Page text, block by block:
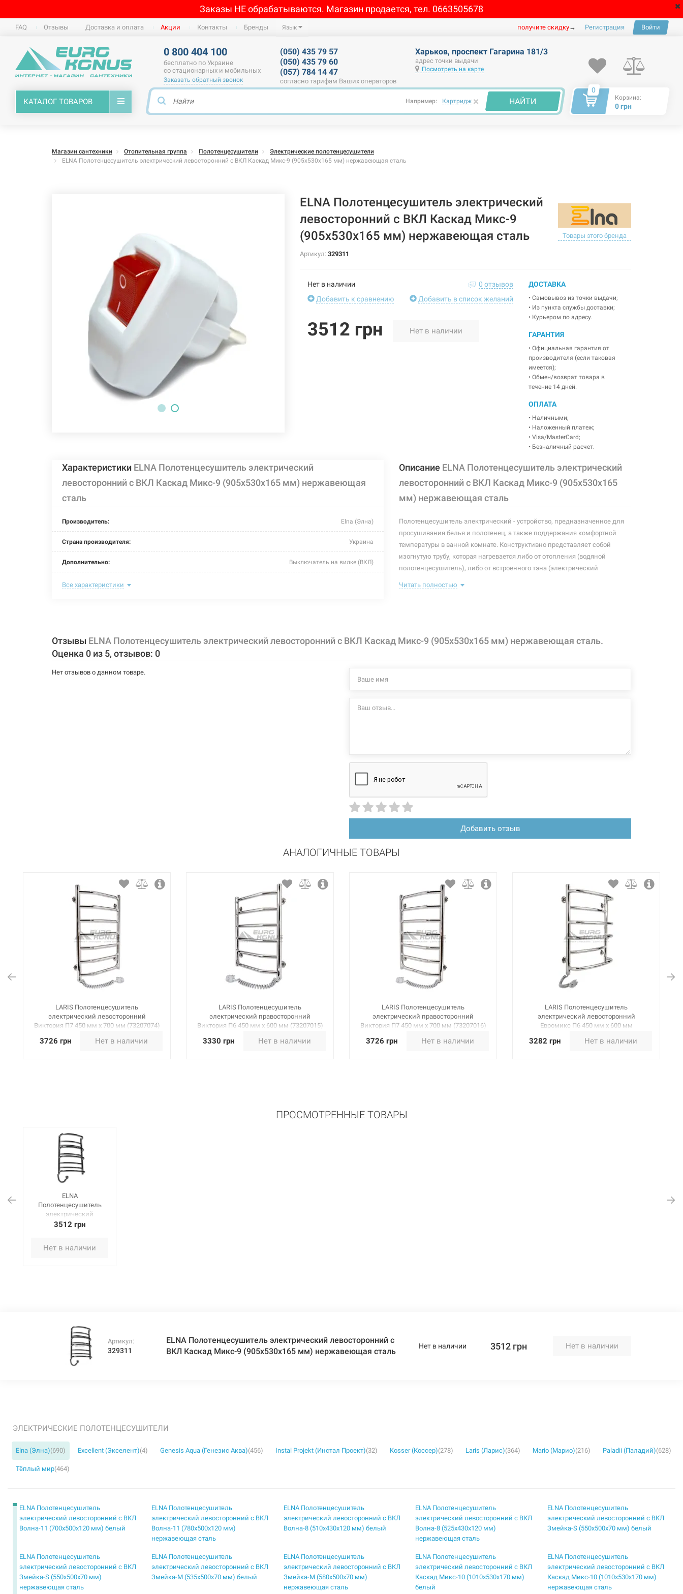
Заказы НЕ обрабатываются. Магазин продается, тел. 0663505678
FAQ Отзывы Доставка и оплата Акции Контакты Бренды Язык получите скидку→ Регистрация Войти
0 800 404 100
бесплатно по Украине
со стационарных и мобильных
Заказать обратный звонок
(050) 435 79 57
(050) 435 79 60
(057) 784 14 47
согласно тарифам Ваших операторов
Харьков, проспект Гагарина 181/3
адрес точки выдачи
Посмотреть на карте
КАТАЛОГ ТОВАРОВ Например: Картридж × НАЙТИ
0
Корзина:
0 грн
Магазин сантехники Отопительная группа Полотенцесушители
Электрические полотенцесушители
ELNA Полотенцесушитель электрический левосторонний с ВКЛ Каскад Микс-9 (905х530х165 мм) нержавеющая сталь
ELNA Полотенцесушитель электрический
левосторонний с ВКЛ Каскад Микс-9
(905х530х165 мм) нержавеющая сталь
Товары этого бренда
Артикул: 329311
Нет в наличии
0 отзывов
Добавить к сравнению
Добавить в список желаний
3512 грн Нет в наличии
ДОСТАВКА
• Самовывоз из точки выдачи;
• Из пункта службы доставки;
• Курьером по адресу.
ГАРАНТИЯ
• Официальная гарантия от
производителя (если таковая
имеется);
• Обмен/возврат товара в
течение 14 дней.
ОПЛАТА
• Наличными;
• Наложенный платеж;
• Visa/MasterCard;
• Безналичный расчет.
Характеристики ELNA Полотенцесушитель электрический
левосторонний с ВКЛ Каскад Микс-9 (905х530х165 мм) нержавеющая
сталь
Производитель: Elna (Элна)
Страна производителя: Украина
Дополнительно: Выключатель на вилке (ВКЛ)
Цвет:
Высота: 905 мм
стационарный
Все характеристики
Описание ELNA Полотенцесушитель электрический
левосторонний с ВКЛ Каскад Микс-9 (905х530х165
мм) нержавеющая сталь
Полотенцесушитель электрический - устройство, предназначенное для
просушивания белья и полотенец, а также поддержания комфортной
температуры в ванной комнате. Конструктивно представляет собой
изогнутую трубу, которая нагревается либо от отопления (водяной
полотенцесушитель), либо от встроенного тэна (электрический
полотенцесушитель станет незаменимым элементом интерьера.
Читать полностью
Отзывы ELNA Полотенцесушитель электрический левосторонний с ВКЛ Каскад Микс-9 (905х530х165 мм) нержавеющая сталь.
Оценка 0 из 5, отзывов: 0
Нет отзывов о данном товаре.
Добавить отзыв
АНАЛОГИЧНЫЕ ТОВАРЫ
LARIS Полотенцесушитель
электрический левосторонний
Виктория П7 450 мм х 700 мм (73207074)
3726 грн Нет в наличии
LARIS Полотенцесушитель
электрический правосторонний
Виктория П6 450 мм х 600 мм (73207015)
3330 грн Нет в наличии
LARIS Полотенцесушитель
электрический правосторонний
Виктория П7 450 мм х 700 мм (73207016)
3726 грн Нет в наличии
LARIS Полотенцесушитель
электрический левосторонний
Евромикс П6 450 мм х 600 мм
3282 грн Нет в наличии
ПРОСМОТРЕННЫЕ ТОВАРЫ
ELNA
Полотенцесушитель
электрический
левосторонний с ВКЛ
нержавеющая сталь
3512 грн
Нет в наличии
Артикул:
329311
ELNA Полотенцесушитель электрический левосторонний с
ВКЛ Каскад Микс-9 (905х530х165 мм) нержавеющая сталь
Нет в наличии 3512 грн Нет в наличии
ЭЛЕКТРИЧЕСКИЕ ПОЛОТЕНЦЕСУШИТЕЛИ
Elna (Элна)(690) Excellent (Экселент)(4) Genesis Aqua (Генезис Аква)(456) Instal Projekt (Инстал Проект)(32) Kosser (Коссер)(278) Laris (Ларис)(364) Mario (Марио)(216) Paladii (Паладий)(628)
Тёплый мир(464)
ELNA Полотенцесушитель
электрический левосторонний с ВКЛ
Волна-11 (700х500х120 мм) белый
ELNA Полотенцесушитель
электрический левосторонний с ВКЛ
Волна-11 (780х500х120 мм)
нержавеющая сталь
ELNA Полотенцесушитель
электрический левосторонний с ВКЛ
Волна-8 (510х430х120 мм) белый
ELNA Полотенцесушитель
электрический левосторонний с ВКЛ
Волна-8 (525х430х120 мм)
нержавеющая сталь
ELNA Полотенцесушитель
электрический левосторонний с ВКЛ
Змейка-S (550х500х70 мм) белый
ELNA Полотенцесушитель
электрический левосторонний с ВКЛ
Змейка-S (550х500х70 мм)
нержавеющая сталь
ELNA Полотенцесушитель
электрический левосторонний с ВКЛ
Змейка-М (535х500х70 мм) белый
ELNA Полотенцесушитель
электрический левосторонний с ВКЛ
Змейка-М (580х500х70 мм)
нержавеющая сталь
ELNA Полотенцесушитель
электрический левосторонний с ВКЛ
Каскад Микс-10 (1010х530х170 мм)
белый
ELNA Полотенцесушитель
электрический левосторонний с ВКЛ
Каскад Микс-10 (1010х530х170 мм)
нержавеющая сталь